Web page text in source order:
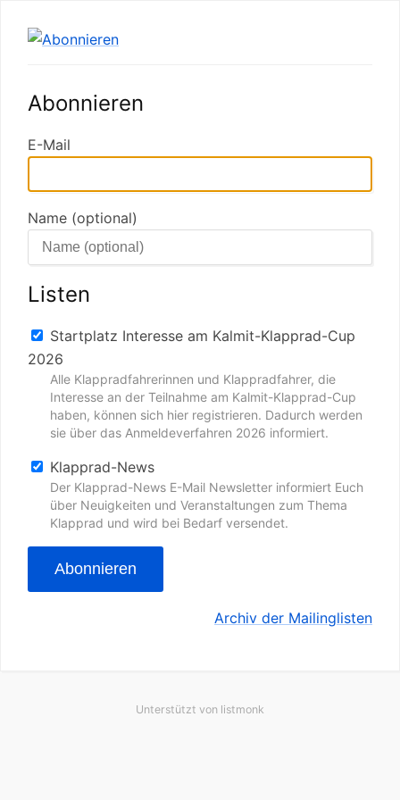
Abonnieren
E-Mail
Name (optional)
Listen
Startplatz Interesse am Kalmit-Klapprad-Cup
2026
Alle Klappradfahrerinnen und Klappradfahrer, die
Interesse an der Teilnahme am Kalmit-Klapprad-Cup
haben, können sich hier registrieren. Dadurch werden
sie über das Anmeldeverfahren 2026 informiert.
Klapprad-News
Der Klapprad-News E-Mail Newsletter informiert Euch
über Neuigkeiten und Veranstaltungen zum Thema
Klapprad und wird bei Bedarf versendet.
Abonnieren
Archiv der Mailinglisten
Unterstützt von listmonk